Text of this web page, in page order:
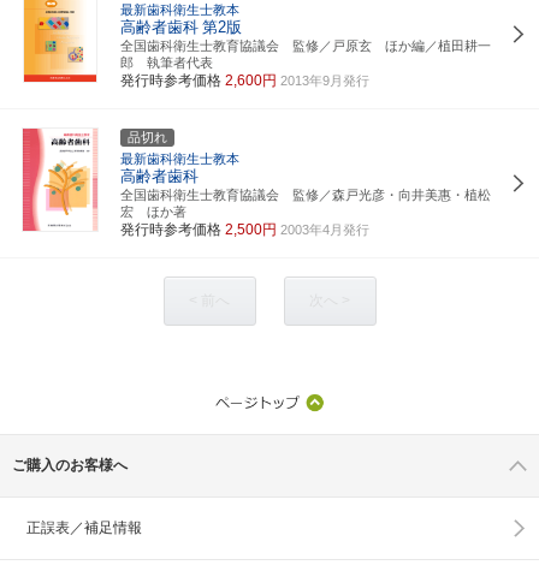
最新歯科衛生士教本
高齢者歯科 第2版
全国歯科衛生士教育協議会 監修／戸原玄 ほか編／植田耕一
郎 執筆者代表
発行時参考価格 2,600円 2013年9月発行
品切れ
最新歯科衛生士教本
高齢者歯科
全国歯科衛生士教育協議会 監修／森戸光彦・向井美惠・植松
宏 ほか著
発行時参考価格 2,500円 2003年4月発行
ご購入のお客様へ
正誤表／補足情報